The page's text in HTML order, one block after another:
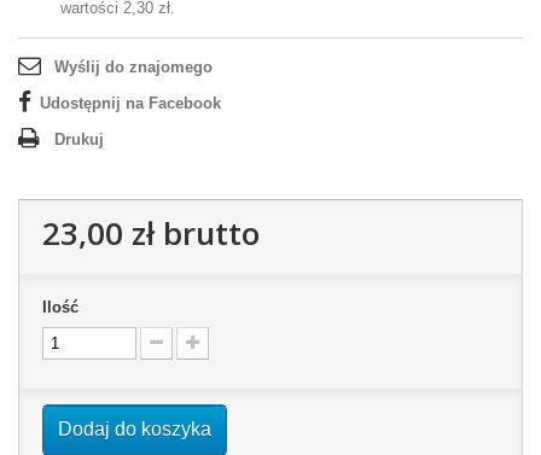
wartości 2,30 zł.
Wyślij do znajomego
Udostępnij na Facebook
Drukuj
23,00 złbrutto
Ilość
Dodaj do koszyka